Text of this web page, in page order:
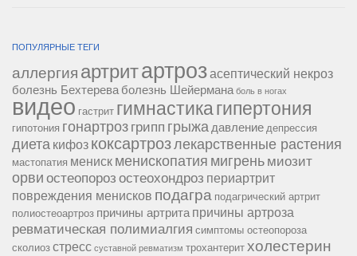
ПОПУЛЯРНЫЕ ТЕГИ
аллергия артритартрозасептический некроз
болезнь Бехтерева болезнь Шейермана боль в ногах
видео гастрит гимнастикагипертония
гипотония гонартроз грипп грыжа давление депрессия
диета кифоз коксартрозлекарственные растения
мастопатия мениск менископатия мигрень миозит
орви остеопороз остеохондроз периартрит
повреждения менисков подагра подагрический артрит
полиостеоартроз причины артрита причины артроза
ревматическая полимиалгия симптомы остеопороза
сколиоз стресс суставной ревматизм трохантерит холестерин